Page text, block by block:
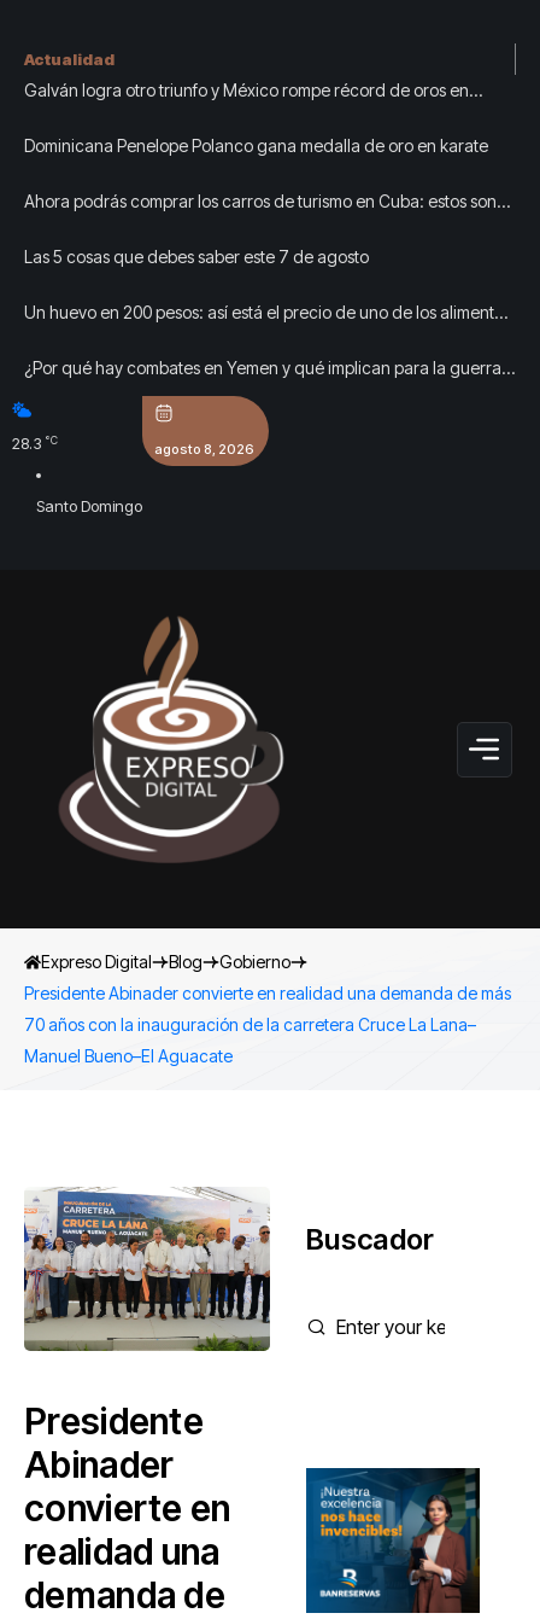
Actualidad
Galván logra otro triunfo y México rompe récord de oros en
Dominicana Penelope Polanco gana medalla de oro en karate
Ahora podrás comprar los carros de turismo en Cuba: estos son
Las 5 cosas que debes saber este 7 de agosto
Un huevo en 200 pesos: así está el precio de uno de los alimentos
¿Por qué hay combates en Yemen y qué implican para la guerra
28.3 °C
Santo Domingo
agosto 8, 2026
Expreso Digital Blog
Gobierno
Presidente Abinader convierte en realidad una demanda de más
70 años con la inauguración de la carretera Cruce La Lana–
Manuel Bueno–El Aguacate
Presidente
Abinader
convierte en
realidad una
demanda de
Buscador